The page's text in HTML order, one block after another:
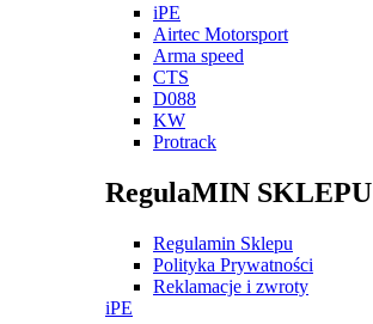
iPE
Airtec Motorsport
Arma speed
CTS
D088
KW
Protrack
RegulaMIN SKLEPU
Regulamin Sklepu
Polityka Prywatności
Reklamacje i zwroty
iPE